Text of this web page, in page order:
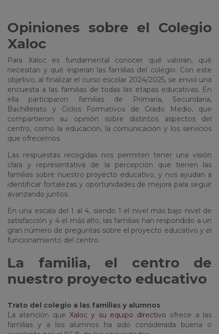
Opiniones sobre el Colegio
Xaloc
Para Xaloc es fundamental conocer qué valoran, qué
necesitan y qué esperan las familias del colegio. Con este
objetivo, al finalizar el curso escolar 2024/2025, se envió una
encuesta a las familias de todas las etapas educativas. En
ella participaron familias de Primaria, Secundaria,
Bachillerato y Ciclos Formativos de Grado Medio, que
compartieron su opinión sobre distintos aspectos del
centro, como la educación, la comunicación y los servicios
que ofrecemos.
Las respuestas recogidas nos permiten tener una visión
clara y representativa de la percepción que tienen las
familias sobre nuestro proyecto educativo, y nos ayudan a
identificar fortalezas y oportunidades de mejora para seguir
avanzando juntos.
En una escala del 1 al 4, siendo 1 el nivel más bajo nivel de
satisfacción y 4 el más alto, las familias han respondido a un
gran número de preguntas sobre el proyecto educativo y el
funcionamiento del centro.
La familia, el centro de
nuestro proyecto educativo
Trato del colegio a las familias y alumnos
La atención que Xaloc y su equipo directivo ofrece a las
familias y a los alumnos ha sido considerada buena o